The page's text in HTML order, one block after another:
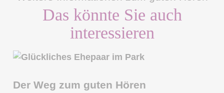
Das könnte Sie auch
interessieren
Der Weg zum guten Hören